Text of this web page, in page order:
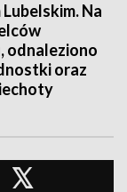
Na
odnaleziono
oraz